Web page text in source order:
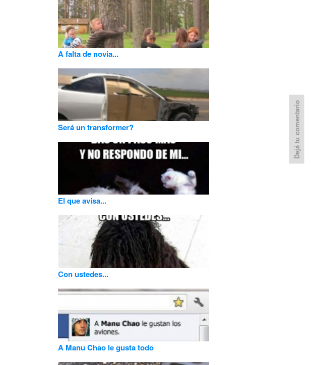
A falta de novia...
Será un transformer?
El que avisa...
Con ustedes...
A Manu Chao le gusta todo
Dejá tu comentario